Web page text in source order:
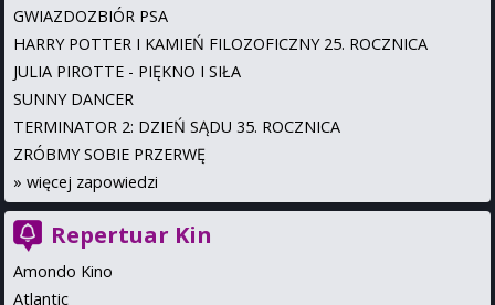
GWIAZDOZBIÓR PSA
HARRY POTTER I KAMIEŃ FILOZOFICZNY 25. ROCZNICA
JULIA PIROTTE - PIĘKNO I SIŁA
SUNNY DANCER
TERMINATOR 2: DZIEŃ SĄDU 35. ROCZNICA
ZRÓBMY SOBIE PRZERWĘ
» więcej zapowiedzi
Repertuar Kin
Amondo Kino
Atlantic